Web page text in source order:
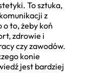
To sztuka,
z
to, żeby koń
zdrowie i
czy zawodów.
konie
jest bardziej